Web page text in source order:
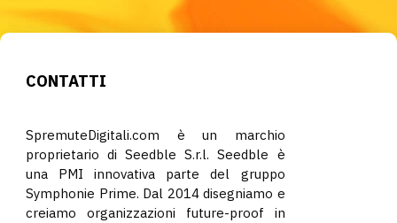
CONTATTI
SpremuteDigitali.com è un marchio
proprietario di Seedble S.r.l. Seedble è
una PMI innovativa parte del gruppo
Symphonie Prime. Dal 2014 disegniamo e
creiamo organizzazioni future-proof in